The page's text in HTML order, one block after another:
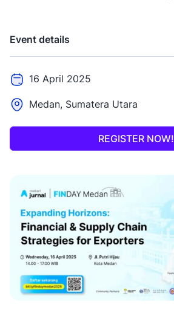
Event details
16 April 2025
Medan, Sumatera Utara
REGISTER NOW!